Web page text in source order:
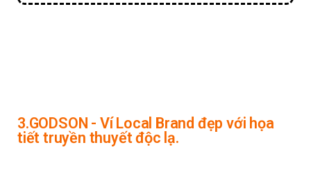
3.GODSON - Ví Local Brand đẹp với họa
tiết truyền thuyết độc lạ.